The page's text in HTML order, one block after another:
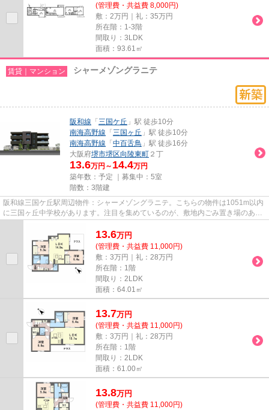
(管理費・共益費 8,000円)
敷：2万円｜礼：35万円
所在階：1-3階
間取り：3LDK
面積：93.61㎡
賃貸｜マンション シャーメゾングラニテ
阪和線 「 三国ケ丘 」駅 徒歩10分
南海高野線 「 三国ヶ丘 」駅 徒歩10分
南海高野線 「 中百舌鳥 」駅 徒歩16分
大阪府堺市堺区向陵東町 ２丁
13.6万円～ 14.4万円
築年数：予定 ｜募集中： 5室
階数：3階建
阪和線三国ケ丘駅周辺物件：シャーメゾングラニテ。こちらの物件は1051m以内
に三国ヶ丘中学校があります。注目を集めているのが、敷地内ごみ置き場のある
13.6万円
(管理費・共益費 11,000円)
敷：3万円｜礼：28万円
所在階：1階
間取り：2LDK
面積：64.01㎡
13.7万円
(管理費・共益費 11,000円)
敷：3万円｜礼：28万円
所在階：1階
間取り：2LDK
面積：61.00㎡
13.8万円
(管理費・共益費 11,000円)